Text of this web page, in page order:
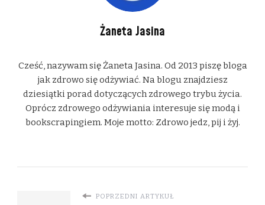
Żaneta Jasina
Cześć, nazywam się Żaneta Jasina. Od 2013 piszę bloga
jak zdrowo się odżywiać. Na blogu znajdziesz
dziesiątki porad dotyczących zdrowego trybu życia.
Oprócz zdrowego odżywiania interesuje się modą i
bookscrapingiem. Moje motto: Zdrowo jedz, pij i żyj.
POPRZEDNI ARTYKUŁ